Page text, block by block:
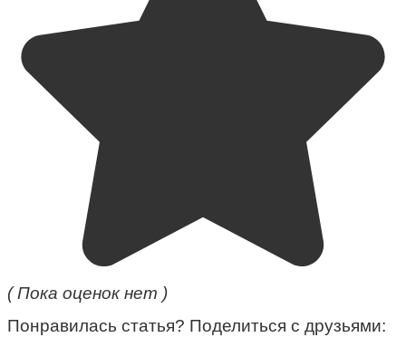
( Пока оценок нет )
Понравилась статья? Поделиться с друзьями: